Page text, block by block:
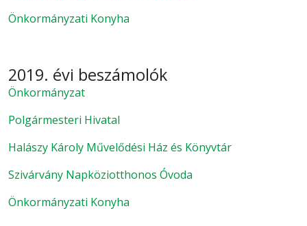
Önkormányzati Konyha
2019. évi beszámolók
Önkormányzat
Polgármesteri Hivatal
Halászy Károly Művelődési Ház és Könyvtár
Szivárvány Napköziotthonos Óvoda
Önkormányzati Konyha